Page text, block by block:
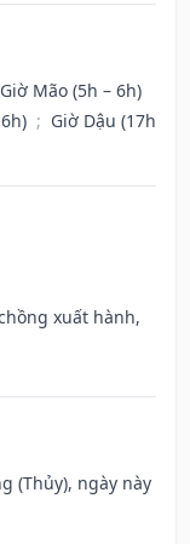
Giờ Mão (5h – 6h)
; Giờ Dậu (17h
xuất hành,
(Thủy), ngày này